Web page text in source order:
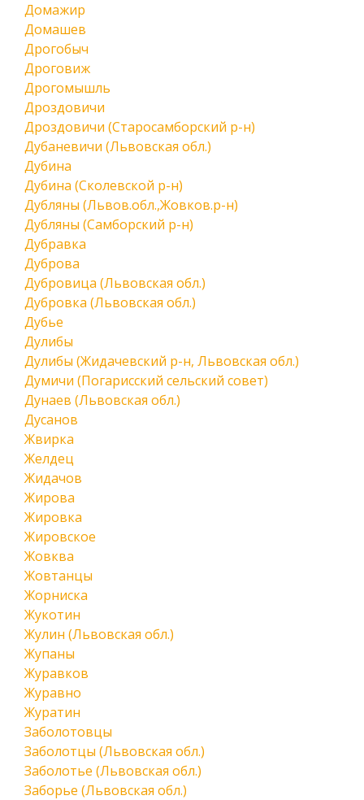
Домажир
Домашев
Дрогобыч
Дроговиж
Дрогомышль
Дроздовичи
Дроздовичи (Старосамборский р-н)
Дубаневичи (Львовская обл.)
Дубина
Дубина (Сколевской р-н)
Дубляны (Львов.обл.,Жовков.р-н)
Дубляны (Самборский р-н)
Дубравка
Дуброва
Дубровица (Львовская обл.)
Дубровка (Львовская обл.)
Дубье
Дулибы
Дулибы (Жидачевский р-н, Львовская обл.)
Думичи (Погарисский сельский совет)
Дунаев (Львовская обл.)
Дусанов
Жвирка
Желдец
Жидачов
Жирова
Жировка
Жировское
Жовква
Жовтанцы
Жорниска
Жукотин
Жулин (Львовская обл.)
Жупаны
Журавков
Журавно
Журатин
Заболотовцы
Заболотцы (Львовская обл.)
Заболотье (Львовская обл.)
Заборье (Львовская обл.)